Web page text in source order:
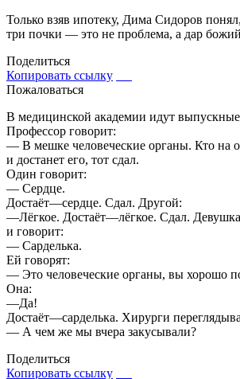
Только взяв ипотеку, Дима Сидоров
три почки — это не проблема, а дар
Поделиться
Копировать ссылку
Пожаловаться
В медицинской академии идут
Профессор говорит:
— В мешке человеческие органы. Кто на
и достанет его, тот сдал.
Один говорит:
— Сердце.
Достаёт—сердце. Сдал. Другой:
—Лёгкое. Достаёт—лёгкое. Сдал.
и говорит:
— Сарделька.
Ей говорят:
— Это человеческие органы, вы хорошо
Она:
—Да!
Достаёт—сарделька. Хирурги
— А чем же мы вчера закусывали?
Поделиться
Копировать ссылку